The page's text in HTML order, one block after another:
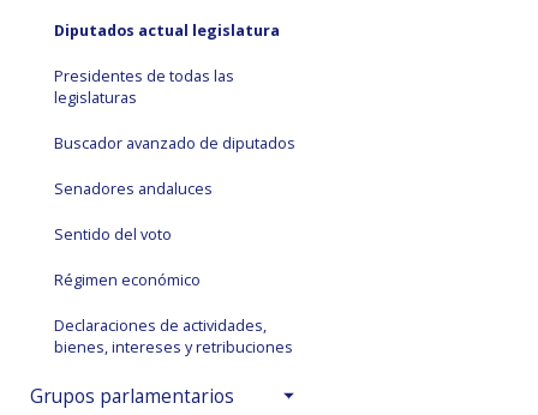
Diputados actual legislatura
Presidentes de todas las
legislaturas
Buscador avanzado de diputados
Senadores andaluces
Sentido del voto
Régimen económico
Declaraciones de actividades,
bienes, intereses y retribuciones
Grupos parlamentarios